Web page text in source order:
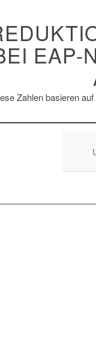
EAP-
Zahlen basieren